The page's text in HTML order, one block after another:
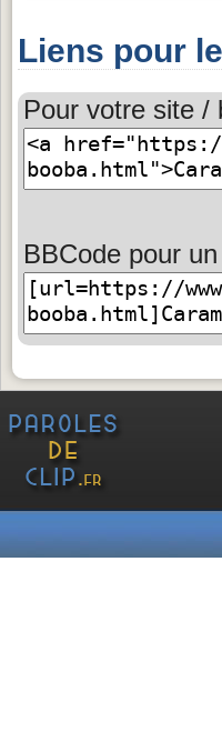
Liens pour
Pour votre site /
BBCode pour